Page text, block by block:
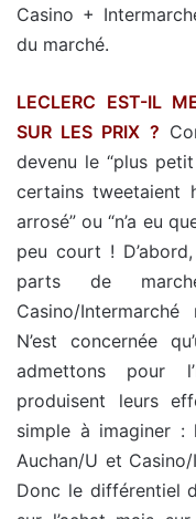
Casino +
du marché.
LECLERC EST-IL
SUR LES PRIX ?
devenu le “plus
certains tweetaient
arrosé” ou “n’a eu
peu court !
parts de
Casino/
N’est concernée
admettons pour
produisent leurs
simple à imaginer :
Auchan/U et
Donc le différentiel